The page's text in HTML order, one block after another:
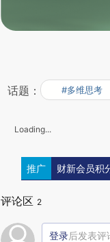
话题： #多维思考
Loading...
推广 财新会员积
评论区 2
登录后发表评